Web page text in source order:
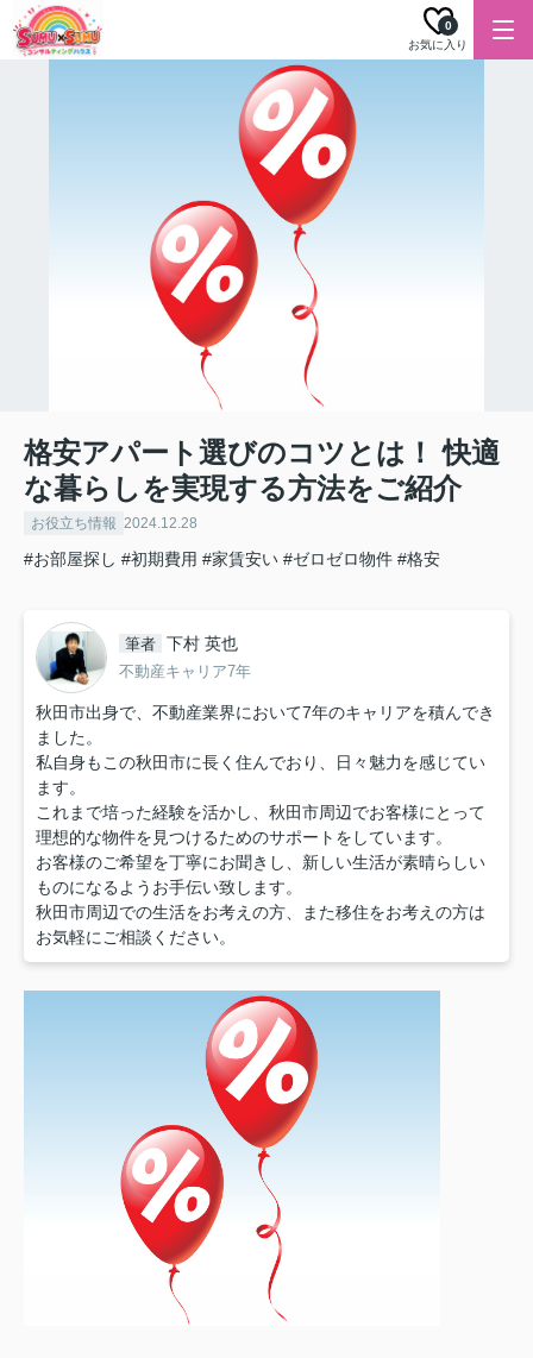
お気に入り
0
格安アパート選びのコツとは！ 快適
な暮らしを実現する方法をご紹介
お役立ち情報 2024.12.28
#お部屋探し #初期費用 #家賃安い #ゼロゼロ物件 #格安
筆者 下村 英也
不動産キャリア7年
秋田市出身で、不動産業界において7年のキャリアを積んでき
ました。
私自身もこの秋田市に長く住んでおり、日々魅力を感じてい
ます。
これまで培った経験を活かし、秋田市周辺でお客様にとって
理想的な物件を見つけるためのサポートをしています。
お客様のご希望を丁寧にお聞きし、新しい生活が素晴らしい
ものになるようお手伝い致します。
秋田市周辺での生活をお考えの方、また移住をお考えの方は
お気軽にご相談ください。